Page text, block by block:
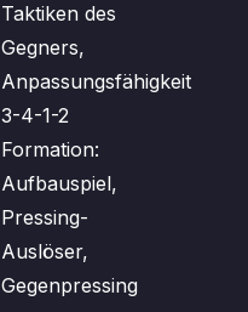
Taktiken des
Gegners,
Anpassungsfähigkeit
3-4-1-2
Formation:
Aufbauspiel,
Pressing-
Auslöser,
Gegenpressing